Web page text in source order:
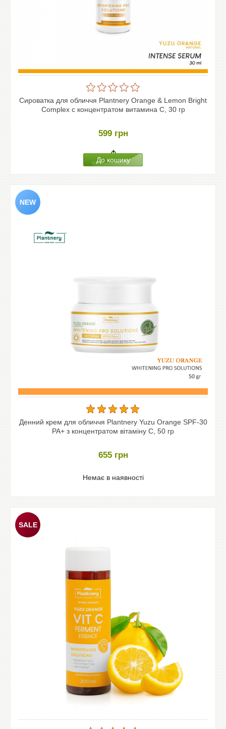
Сироватка для обличчя Plantnery Orange & Lemon Bright
Complex с концентратом витамина C, 30 гр
599 грн
Денний крем для обличчя Plantnery Yuzu Orange SPF-30
PA+ з концентратом вітаміну С, 50 гр
655 грн
Немає в наявності